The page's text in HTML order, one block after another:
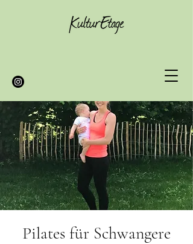
Pilates für Schwangere